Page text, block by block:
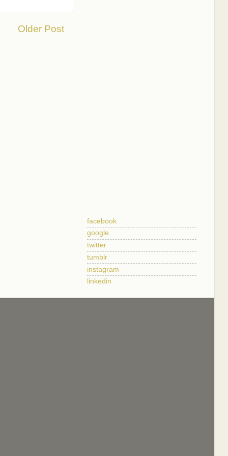
Older Post
facebook
google
twitter
tumblr
instagram
linkedin